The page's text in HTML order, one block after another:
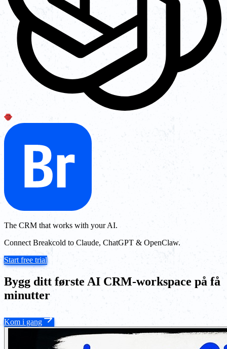
The CRM that works with your AI.
Connect Breakcold to Claude, ChatGPT & OpenClaw.
Start free trial
Bygg ditt første AI CRM-workspace på få
minutter
Kom i gang